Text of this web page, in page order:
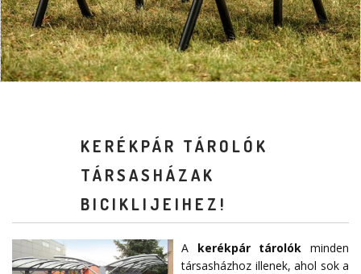
KERÉKPÁR TÁROLÓK
TÁRSASHÁZAK
BICIKLIJEIHEZ!
A kerékpár tárolók minden
társasházhoz illenek, ahol sok a